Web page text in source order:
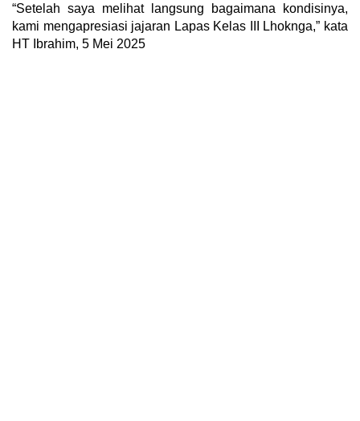
“Setelah saya melihat langsung bagaimana kondisinya,
kami mengapresiasi jajaran Lapas Kelas III Lhoknga,” kata
HT Ibrahim, 5 Mei 2025